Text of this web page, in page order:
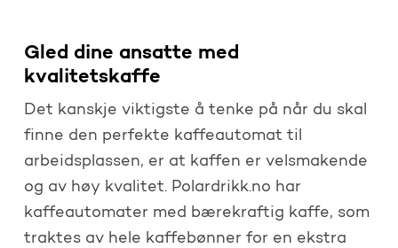
Gled dine ansatte med
kvalitetskaffe
Det kanskje viktigste å tenke på når du skal
finne den perfekte kaffeautomat til
arbeidsplassen, er at kaffen er velsmakende
og av høy kvalitet. Polardrikk.no har
kaffeautomater med bærekraftig kaffe, som
traktes av hele kaffebønner for en ekstra